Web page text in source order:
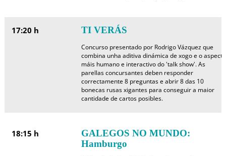
17:20 h TI VERÁS
Concurso presentado por Rodrigo Vázquez que
combina unha aditiva dinámica de xogo e o aspecto
máis humano e interactivo do 'talk show'. As
parellas concursantes deben responder
correctamente 8 preguntas e abrir 8 das 10
bonecas rusas xigantes para conseguir a maior
cantidade de cartos posibles.
18:15 h
GALEGOS NO MUNDO:
Hamburgo